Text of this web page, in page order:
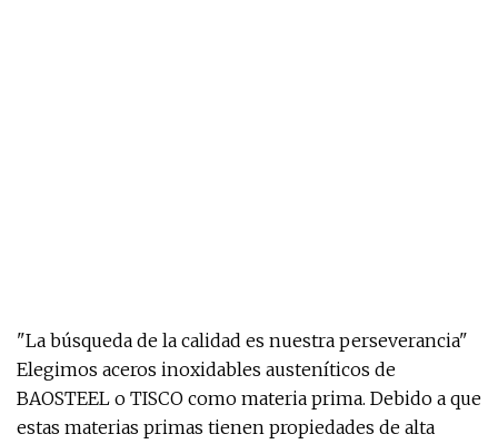
"La búsqueda de la calidad es nuestra perseverancia"
Elegimos aceros inoxidables austeníticos de
BAOSTEEL o TISCO como materia prima. Debido a que
estas materias primas tienen propiedades de alta